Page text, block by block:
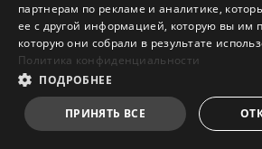
Удобство
Несмотря на изящный, легкий
Modern предлагает все
необходимые для удобного
всевозможных
партнерам по рекламе и аналитике,
ее с другой информацией, которую вы им
которую они собрали в результате
Политика конфиденциальности
ПОДРОБНЕЕ
ПРИНЯТЬ ВСЕ